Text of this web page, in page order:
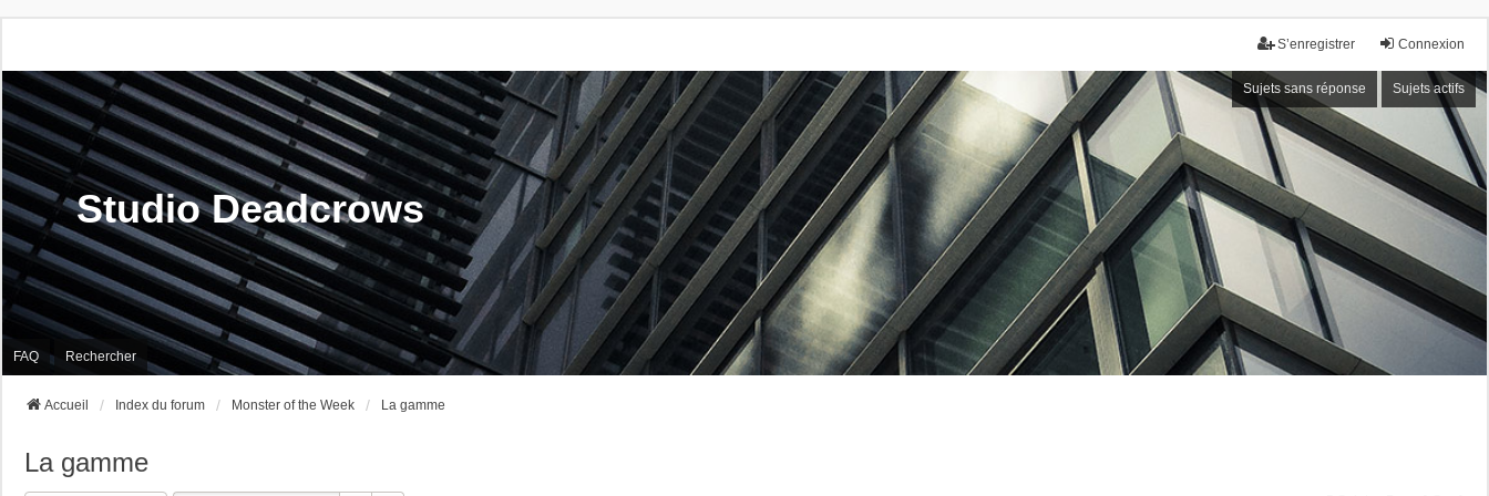
Connexion
S’enregistrer
Sujets sans réponse Sujets actifs
Studio Deadcrows
FAQ Rechercher
Accueil Index du forum Monster of the Week La gamme
La gamme